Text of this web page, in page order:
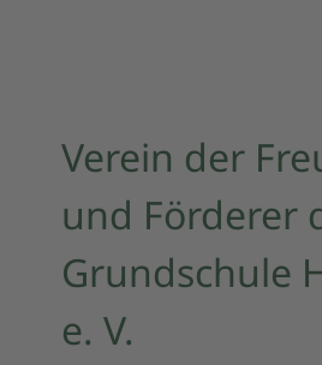
Verein der
und Förderer
Grundschule
e. V.